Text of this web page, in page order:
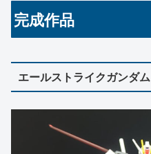
完成作品
エールストライクガンダム